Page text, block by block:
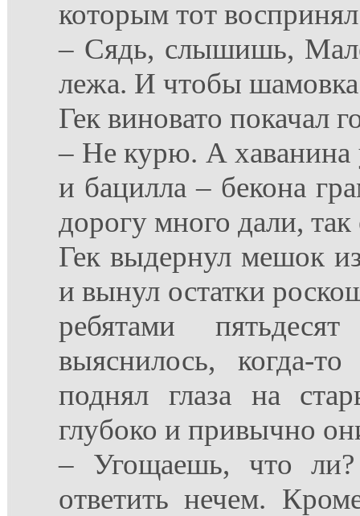
которым тот
– Сядь, слышишь,
лежа. И чтобы
Гек виновато покачал
– Не курю. А хаванина
и бацилла – бекона
дорогу много дали,
Гек выдернул мешок
и вынул остатки
ребятами
выяснилось, когда-
поднял глаза на
глубоко и привычно
– Угощаешь, что
ответить нечем.